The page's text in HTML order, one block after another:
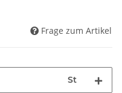
Frage zum Artikel
St